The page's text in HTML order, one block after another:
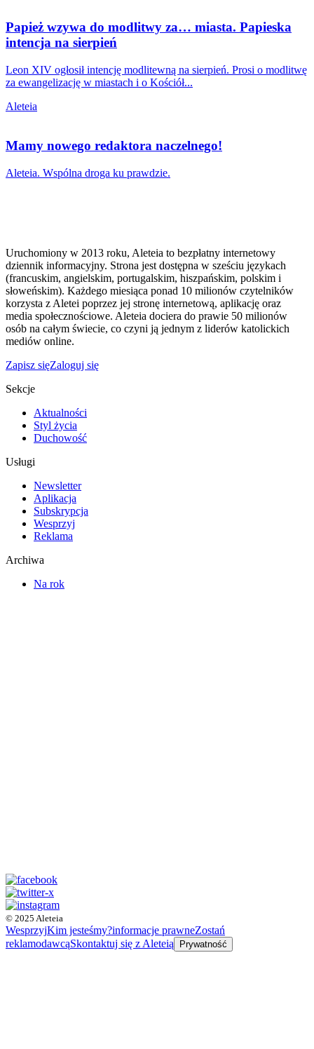
Papież wzywa do modlitwy za… miasta. Papieska
intencja na sierpień
Leon XIV ogłosił intencję modlitewną na sierpień. Prosi o modlitwę
za ewangelizację w miastach i o Kościół...
Aleteia
Mamy nowego redaktora naczelnego!
Aleteia. Wspólna droga ku prawdzie.
Uruchomiony w 2013 roku, Aleteia to bezpłatny internetowy
dziennik informacyjny. Strona jest dostępna w sześciu językach
(francuskim, angielskim, portugalskim, hiszpańskim, polskim i
słoweńskim). Każdego miesiąca ponad 10 milionów czytelników
korzysta z Aletei poprzez jej stronę internetową, aplikację oraz
media społecznościowe. Aleteia dociera do prawie 50 milionów
osób na całym świecie, co czyni ją jednym z liderów katolickich
mediów online.
Zapisz sięZaloguj się
Sekcje
Aktualności
Styl życia
Duchowość
Usługi
Newsletter
Aplikacja
Subskrypcja
Wesprzyj
Reklama
Archiwa
Na rok
© 2025 Aleteia
WesprzyjKim jesteśmy?informacje prawneZostań
reklamodawcąSkontaktuj się z Aleteią Prywatność